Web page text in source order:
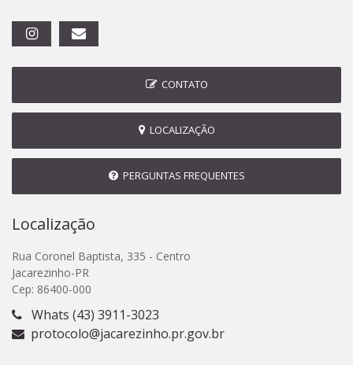
CONTATO
LOCALIZAÇÃO
PERGUNTAS FREQUENTES
Localização
Rua Coronel Baptista, 335 - Centro
Jacarezinho-PR
Cep: 86400-000
Whats (43) 3911-3023
protocolo@jacarezinho.pr.gov.br